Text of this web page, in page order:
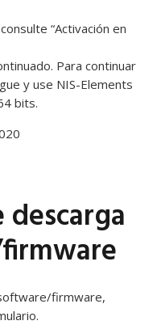
“Activación en
Para continuar
y use NIS-Elements
bits.
firmware,